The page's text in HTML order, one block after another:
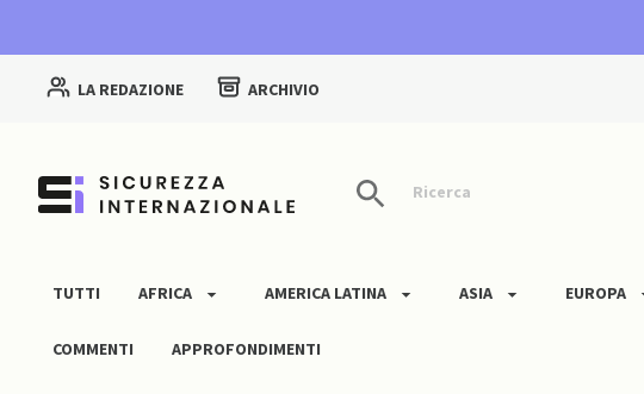
LA REDAZIONE ARCHIVIO
Ricerca
TUTTI AFRICA AMERICA LATINA ASIA EUROPA
COMMENTI APPROFONDIMENTI